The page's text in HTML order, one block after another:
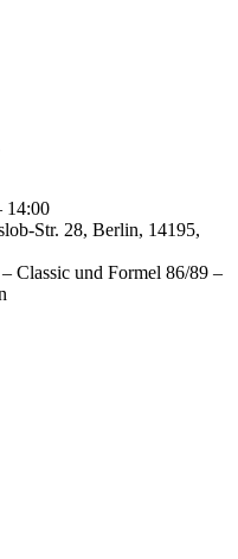
14:00
Str. 28, Berlin, 14195,
Classic und Formel 86/89 –